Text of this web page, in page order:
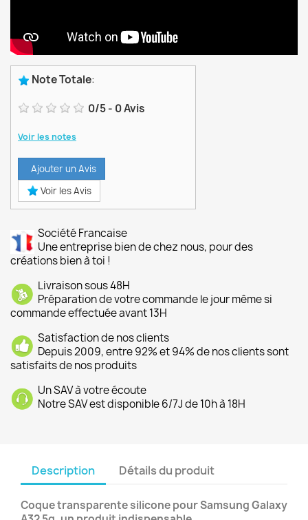
Note Totale:
0/5- 0Avis
Voir les notes
Ajouter un Avis
Voir les Avis
Société Francaise
Une entreprise bien de chez nous, pour des
créations bien à toi !
Livraison sous 48H
Préparation de votre commande le jour même si
commande effectuée avant 13H
Satisfaction de nos clients
Depuis 2009, entre 92% et 94% de nos clients sont
satisfaits de nos produits
Un SAV à votre écoute
Notre SAV est disponible 6/7J de 10h à 18H
Description Détails du produit
Coque transparente silicone pour Samsung Galaxy